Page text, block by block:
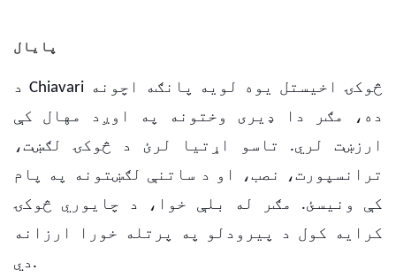
پایال
د Chiavari څوکۍ اخیستل یوه لویه پانګه اچونه
ده، مګر دا ډیری وختونه په اوږد مهال کې
ارزښت لري. تاسو اړتیا لرئ د څوکۍ لګښت،
ترانسپورت، نصب، او د ساتنې لګښتونه په پام
کې ونیسئ. مګر له بلې خوا، د چایوري څوکۍ
کرایه کول د پیرودلو په پرتله خورا ارزانه
دي.